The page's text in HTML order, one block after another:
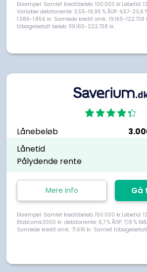
Eksempel: Samlet kreditbeløb: 100.000 kr.Løbetid:
Variabel debitorrente: 3,55-19,95 % ÅOP: 4,57-20,6
1.086-1.856 kr. Samlede kredit omk.: 19.165-
tilbagebetalt beløb: 119.165-222.738 kr.
Lånebeløb
Lånetid
Pålydende rente
Mere info Gå
Eksempel: Samlet kreditbeløb: 150.000 kr.Løbetid:
Etabl.omk.3000 kr. debitorrente: 6,7 % ÅOP: 7,19 %
Samlede kredit omk.: 71.691 kr. Samlet